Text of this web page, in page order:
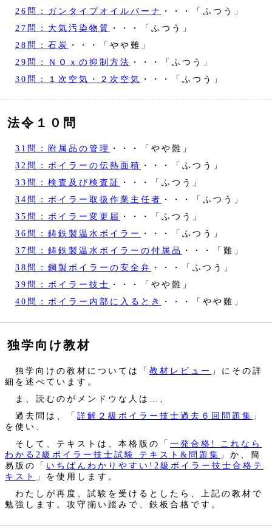
26問：ガンタイプオイルバーナ
・・・「ふつう」
27問：大気汚染物質 ・・・「ふつう」
28問：石炭 ・・・「やや難」
29問：ＮＯｘの抑制方法 ・・・「ふつう」
30問：１次空気・２次空気 ・・・「ふつう」
法令１０問
31問：附属品の管理
・・・「やや難」
32問：ボイラーの伝熱面積 ・・・「ふつう」
33問：検査及び検査証 ・・・「ふつう」
34問：ボイラー取扱作業主任者 ・・・「ふつう」
35問：ボイラー変更届
・・・「ふつう」
36問：鋳鉄製温水ボイラー
・・・「ふつう」
37問：鋳鉄製温水ボイラーの付属品
・・・「難」
38問：鋼製ボイラーの安全弁 ・・・「ふつう」
39問：ボイラー技士 ・・・「やや難」
40問：ボイラー内部に入るとき
・・・「やや難」
独学向け教材
独学向けの教材については「 教材レビュー 」にその詳
細を述べています。
ま、読むのがメンドウな人は…、
過去問は、「 詳解２級ボイラー技士過去６回問題集 」
を使い、
そして、テキストは、本格版の「 一発合格! これなら
わかる2級ボイラー技士試験 テキスト&問題集 」か、簡
易版の「 いちばんわかりやすい!2級ボイラー技士合格テ
キスト
」を使用します。
わたしが再度、試験を受けるとしたら、上記の教材で
勉強します。攻守揃い踏みで、鉄板合格です。